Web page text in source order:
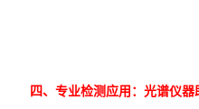
四、专业检测应用：光谱仪